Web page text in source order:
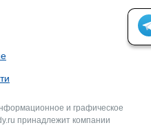
и графическое
принадлежит компании